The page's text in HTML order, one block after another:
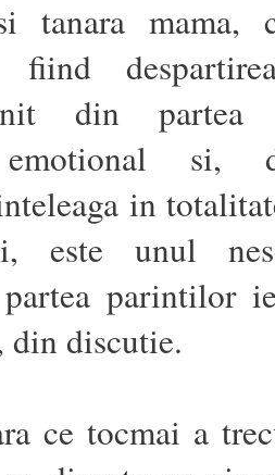
tanara mama,
fiind
din partea
emotional si,
in
este unul
parintilor
discutie.
ce tocmai a